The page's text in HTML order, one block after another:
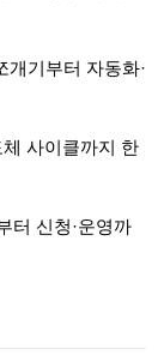
개기부터 자동화·
사이클까지 한
터 신청·운영까